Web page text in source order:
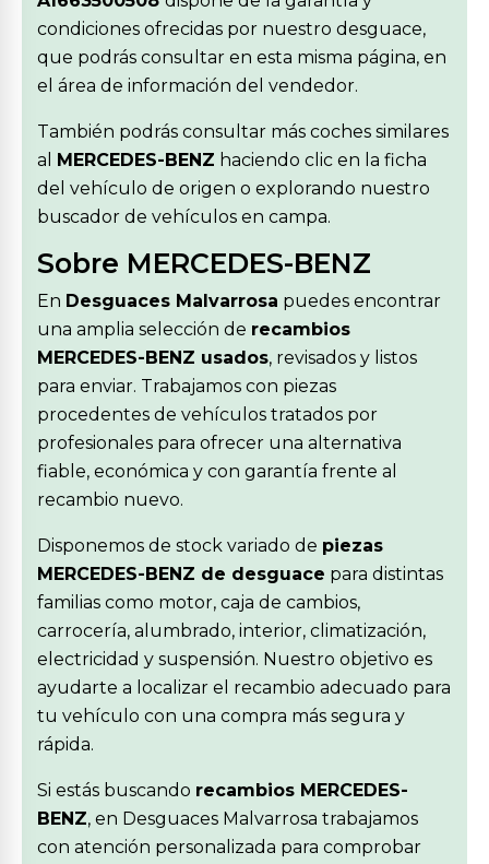
condiciones ofrecidas por nuestro desguace,
que podrás consultar en esta misma página, en
el área de información del vendedor.
También podrás consultar más coches similares
al MERCEDES-BENZ haciendo clic en la ficha
del vehículo de origen o explorando nuestro
buscador de vehículos en campa.
Sobre MERCEDES-BENZ
En Desguaces Malvarrosa puedes encontrar
una amplia selección de recambios
MERCEDES-BENZ usados, revisados y listos
para enviar. Trabajamos con piezas
procedentes de vehículos tratados por
profesionales para ofrecer una alternativa
fiable, económica y con garantía frente al
recambio nuevo.
Disponemos de stock variado de piezas
MERCEDES-BENZ de desguace para distintas
familias como motor, caja de cambios,
carrocería, alumbrado, interior, climatización,
electricidad y suspensión. Nuestro objetivo es
ayudarte a localizar el recambio adecuado para
tu vehículo con una compra más segura y
rápida.
Si estás buscando recambios MERCEDES-
BENZ, en Desguaces Malvarrosa trabajamos
con atención personalizada para comprobar